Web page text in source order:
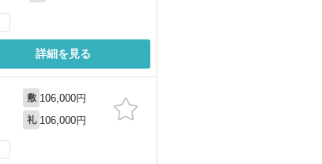
詳細を見る
敷 106,000円
礼 106,000円